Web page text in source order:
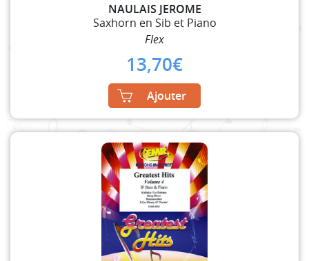
NAULAIS JEROME
Saxhorn en Sib et Piano
Flex
13,70€
Ajouter